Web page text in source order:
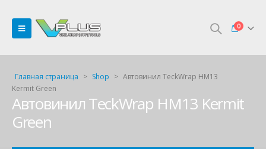
0
Главная страница > Shop > Автовинил TeckWrap HM13
Kermit Green
Автовинил TeckWrap HM13 Kermit
Green